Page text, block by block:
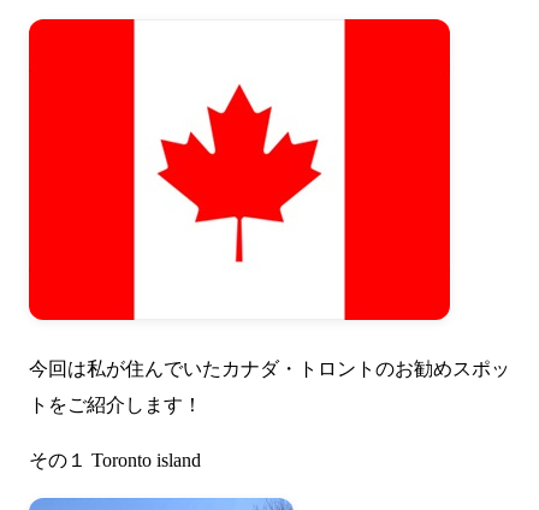
今回は私が住んでいたカナダ・トロントのお勧めスポッ
トをご紹介します！
その１ Toronto island